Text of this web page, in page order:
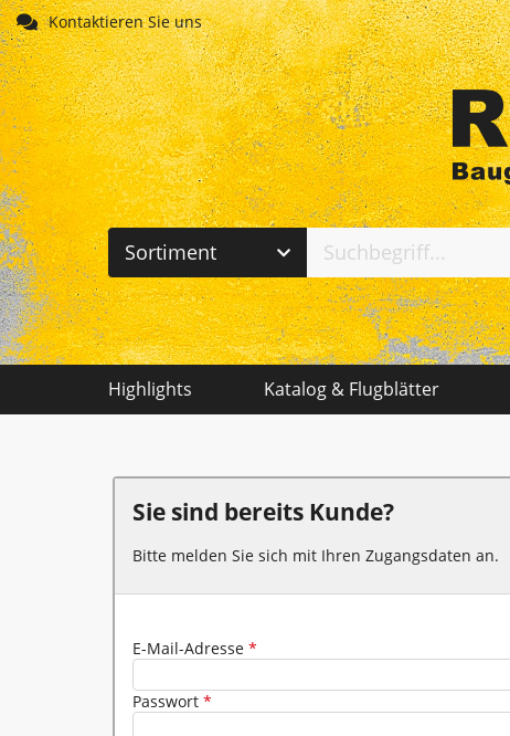
Direkt zum Inhalt
Highlights Katalog & Flugblätter
Kontaktieren Sie uns
Sortiment
Abdichten - Dachdecken
Arbeitsschutz - PSA
Baustelleneinrichtung
Betonieren - Schalung
Druckluft
Create account
Sie sind bereits Kunde?
Bitte melden Sie sich mit Ihren Zugangsdaten an.
E-Mail-Adresse *
Passwort *